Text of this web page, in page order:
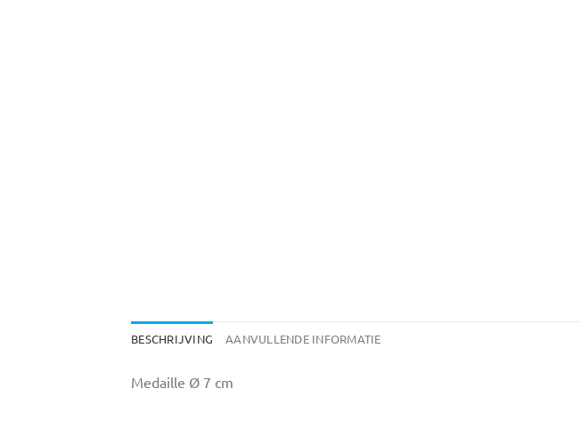
BESCHRIJVING AANVULLENDE INFORMATIE
Medaille Ø 7 cm